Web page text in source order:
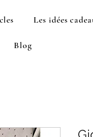
Les idées
Blog